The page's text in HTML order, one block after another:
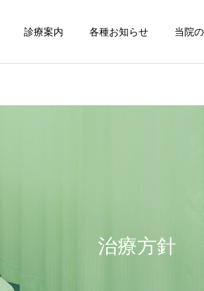
診療案内 各種お知らせ 当院
四十肩・五十肩治療方針